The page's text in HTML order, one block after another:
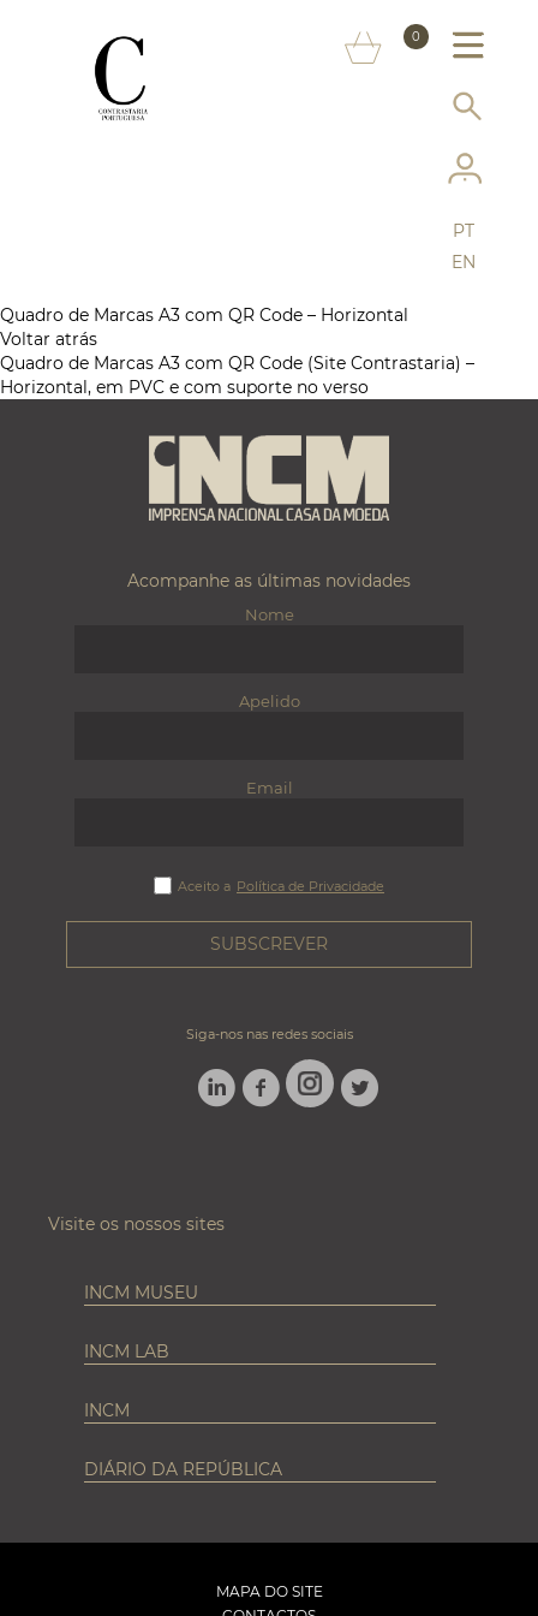
0
SERVIÇOS
MAIS CONTRASTARIA
LOJA ONLINE
PT
EN
Quadro de Marcas A3 com QR Code – Horizontal
Voltar atrás
Quadro de Marcas A3 com QR Code (Site Contrastaria) –
Horizontal, em PVC e com suporte no verso
Acompanhe as últimas novidades
Nome
Apelido
Email
Aceito a Política de Privacidade
Siga-nos nas redes sociais
LINKEDINFACEBOOK
INSTAGRAM
TWITTER
Visite os nossos sites
INCM MUSEU
INCM LAB
INCM
DIÁRIO DA REPÚBLICA
MAPA DO SITE